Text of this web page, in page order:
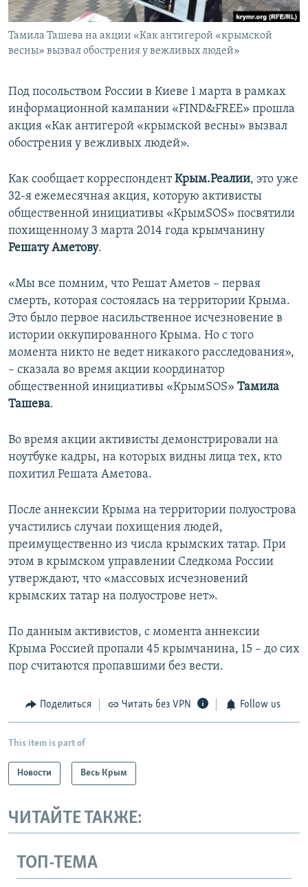
Все сайты RFE/RL
Тамила Ташева на акции «Как антигерой «крымской
весны» вызвал обострения у вежливых людей»
Под посольством России в Киеве 1 марта в рамках
информационной кампании «FIND&FREE» прошла
акция «Как антигерой «крымской весны» вызвал
обострения у вежливых людей».
Как сообщает корреспондентКрым.Реалии, это уже
32-я ежемесячная акция, которую активисты
общественной инициативы «КрымSOS» посвятили
похищенному 3 марта 2014 года крымчанину
Решату Аметову.
«Мы все помним, что Решат Аметов – первая
смерть, которая состоялась на территории Крыма.
Это было первое насильственное исчезновение в
истории оккупированного Крыма. Но с того
момента никто не ведет никакого расследования»,
– сказала во время акции координатор
общественной инициативы «КрымSOS» Тамила
Ташева.
Во время акции активисты демонстрировали на
ноутбуке кадры, на которых видны лица тех, кто
похитил Решата Аметова.
После аннексии Крыма на территории полуострова
участились случаи похищения людей,
преимущественно из числа крымских татар. При
этом в крымском управлении Следкома России
утверждают, что «массовых исчезновений
крымских татар на полуострове нет».
По данным активистов, с момента аннексии
Крыма Россией пропали 45 крымчанина, 15 – до сих
пор считаются пропавшими без вести.
Поделиться Читать без VPN Follow us
This item is part of
Новости Весь Крым
ЧИТАЙТЕ ТАКЖЕ:
ТОП-ТЕМА